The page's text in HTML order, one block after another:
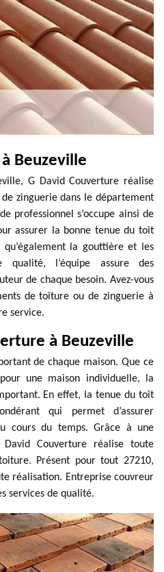
Beuzeville
G David Couverture réalise
zinguerie dans le département
professionnel s’occupe ainsi de
assurer la bonne tenue du toit
qu’également la gouttière et les
qualité, l’équipe assure des
de chaque besoin. Avez-vous
de toiture ou de zinguerie à
service.
à Beuzeville
de chaque maison. Que ce
une maison individuelle, la
En effet, la tenue du toit
qui permet d’assurer
cours du temps. Grâce à une
Couverture réalise toute
Présent pour tout 27210,
réalisation. Entreprise couvreur
services de qualité.